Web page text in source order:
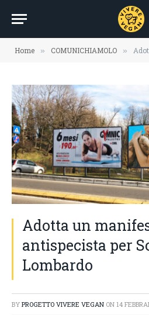
Home » COMUNICHIAMOLO » Adotta
Adotta un
antispecista per
Lombardo
BY PROGETTO VIVERE VEGAN ON 14